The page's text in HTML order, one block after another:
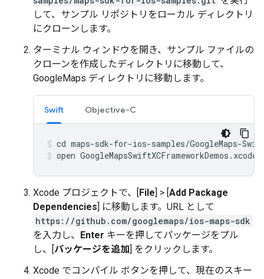
して、サンプル リポジトリをローカル ディレクトリ
にクローンします。
ターミナル ウィンドウを開き、サンプル ファイルの
クローンを作成したディレクトリに移動して、
GoogleMaps ディレクトリに移動します。
Swift Objective-C
open
Xcode プロジェクトで、[ File ] > [ Add Package
Dependencies ] に移動します。URL として
https://github.com/googlemaps/ios-maps-sdk
を入力し、
Enter キーを押してパッケージをプル
し、[ パッケージを追加 ] をクリックします。
Xcode でコンパイル ボタンを押して、現在のスキー